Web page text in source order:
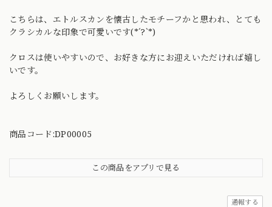
こちらは、エトルスカンを懐古したモチーフかと思われ、とても
クラシカルな印象で可愛いです(*´?`*)
クロスは使いやすいので、お好きな方にお迎えいただければ嬉し
いです。
よろしくお願いします。
商品コード:DP00005
この商品をアプリで見る
通報する